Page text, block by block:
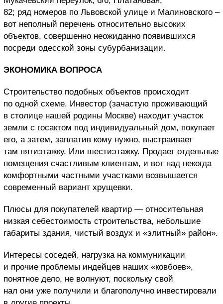
82; ряд номеров по Львовской улице и Малиновского –
вот неполный перечень относительно высоких
объектов, совершенно неожиданно появившихся
посреди одесской зоны субурбанизации.
ЭКОНОМИКА ВОПРОСА
Строительство подобных объектов происходит
по одной схеме. Инвестор (зачастую проживающий
в столице нашей родины Москве) находит участок
земли с госактом под индивидуальный дом, покупает
его, а затем, заплатив кому нужно, выстраивает
там пятиэтажку. Или шестиэтажку. Продает отдельные
помещения счастливым клиентам, и вот над некогда
комфортными частными участками возвышается
современный вариант хрущевки.
Плюсы для покупателей квартир — относительная
низкая себестоимость строительства, небольшие
габариты здания, чистый воздух и «элитный» район».
Интересы соседей, нагрузка на коммуникации
и прочие проблемы индейцев наших «ковбоев»,
понятное дело, не волнуют, поскольку свой
нал они уже получили и благополучно инвестировали